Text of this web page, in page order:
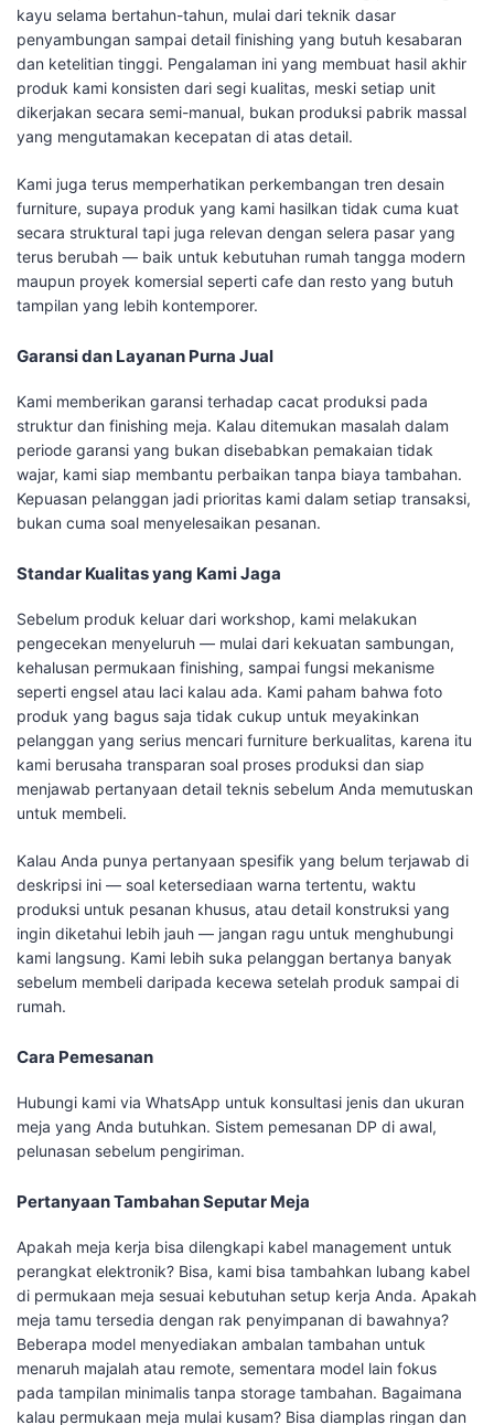
kayu selama bertahun-tahun, mulai dari teknik dasar
penyambungan sampai detail finishing yang butuh kesabaran
dan ketelitian tinggi. Pengalaman ini yang membuat hasil akhir
produk kami konsisten dari segi kualitas, meski setiap unit
dikerjakan secara semi-manual, bukan produksi pabrik massal
yang mengutamakan kecepatan di atas detail.
Kami juga terus memperhatikan perkembangan tren desain
furniture, supaya produk yang kami hasilkan tidak cuma kuat
secara struktural tapi juga relevan dengan selera pasar yang
terus berubah — baik untuk kebutuhan rumah tangga modern
maupun proyek komersial seperti cafe dan resto yang butuh
tampilan yang lebih kontemporer.
Garansi dan Layanan Purna Jual
Kami memberikan garansi terhadap cacat produksi pada
struktur dan finishing meja. Kalau ditemukan masalah dalam
periode garansi yang bukan disebabkan pemakaian tidak
wajar, kami siap membantu perbaikan tanpa biaya tambahan.
Kepuasan pelanggan jadi prioritas kami dalam setiap transaksi,
bukan cuma soal menyelesaikan pesanan.
Standar Kualitas yang Kami Jaga
Sebelum produk keluar dari workshop, kami melakukan
pengecekan menyeluruh — mulai dari kekuatan sambungan,
kehalusan permukaan finishing, sampai fungsi mekanisme
seperti engsel atau laci kalau ada. Kami paham bahwa foto
produk yang bagus saja tidak cukup untuk meyakinkan
pelanggan yang serius mencari furniture berkualitas, karena itu
kami berusaha transparan soal proses produksi dan siap
menjawab pertanyaan detail teknis sebelum Anda memutuskan
untuk membeli.
Kalau Anda punya pertanyaan spesifik yang belum terjawab di
deskripsi ini — soal ketersediaan warna tertentu, waktu
produksi untuk pesanan khusus, atau detail konstruksi yang
ingin diketahui lebih jauh — jangan ragu untuk menghubungi
kami langsung. Kami lebih suka pelanggan bertanya banyak
sebelum membeli daripada kecewa setelah produk sampai di
rumah.
Cara Pemesanan
Hubungi kami via WhatsApp untuk konsultasi jenis dan ukuran
meja yang Anda butuhkan. Sistem pemesanan DP di awal,
pelunasan sebelum pengiriman.
Pertanyaan Tambahan Seputar Meja
Apakah meja kerja bisa dilengkapi kabel management untuk
perangkat elektronik? Bisa, kami bisa tambahkan lubang kabel
di permukaan meja sesuai kebutuhan setup kerja Anda. Apakah
meja tamu tersedia dengan rak penyimpanan di bawahnya?
Beberapa model menyediakan ambalan tambahan untuk
menaruh majalah atau remote, sementara model lain fokus
pada tampilan minimalis tanpa storage tambahan. Bagaimana
kalau permukaan meja mulai kusam? Bisa diamplas ringan dan